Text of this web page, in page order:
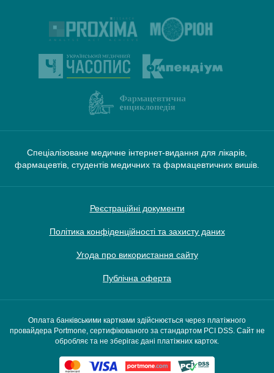
Спеціалізоване медичне інтернет-видання для лікарів,
фармацевтів, студентів медичних та фармацевтичних вишів.
Реєстраційні документи
Політика конфіденційності та захисту даних
Угода про використання сайту
Публічна оферта
Оплата банківськими картками здійснюється через платіжного
провайдера Portmone, сертифікованого за стандартом PCI DSS. Сайт не
обробляє та не зберігає дані платіжних карток.